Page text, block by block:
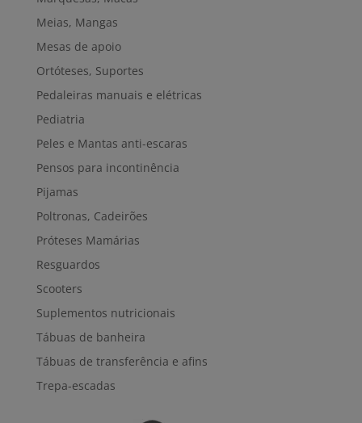
Meias, Mangas
Mesas de apoio
Ortóteses, Suportes
Pedaleiras manuais e elétricas
Pediatria
Peles e Mantas anti-escaras
Pensos para incontinência
Pijamas
Poltronas, Cadeirões
Próteses Mamárias
Resguardos
Scooters
Suplementos nutricionais
Tábuas de banheira
Tábuas de transferência e afins
Trepa-escadas